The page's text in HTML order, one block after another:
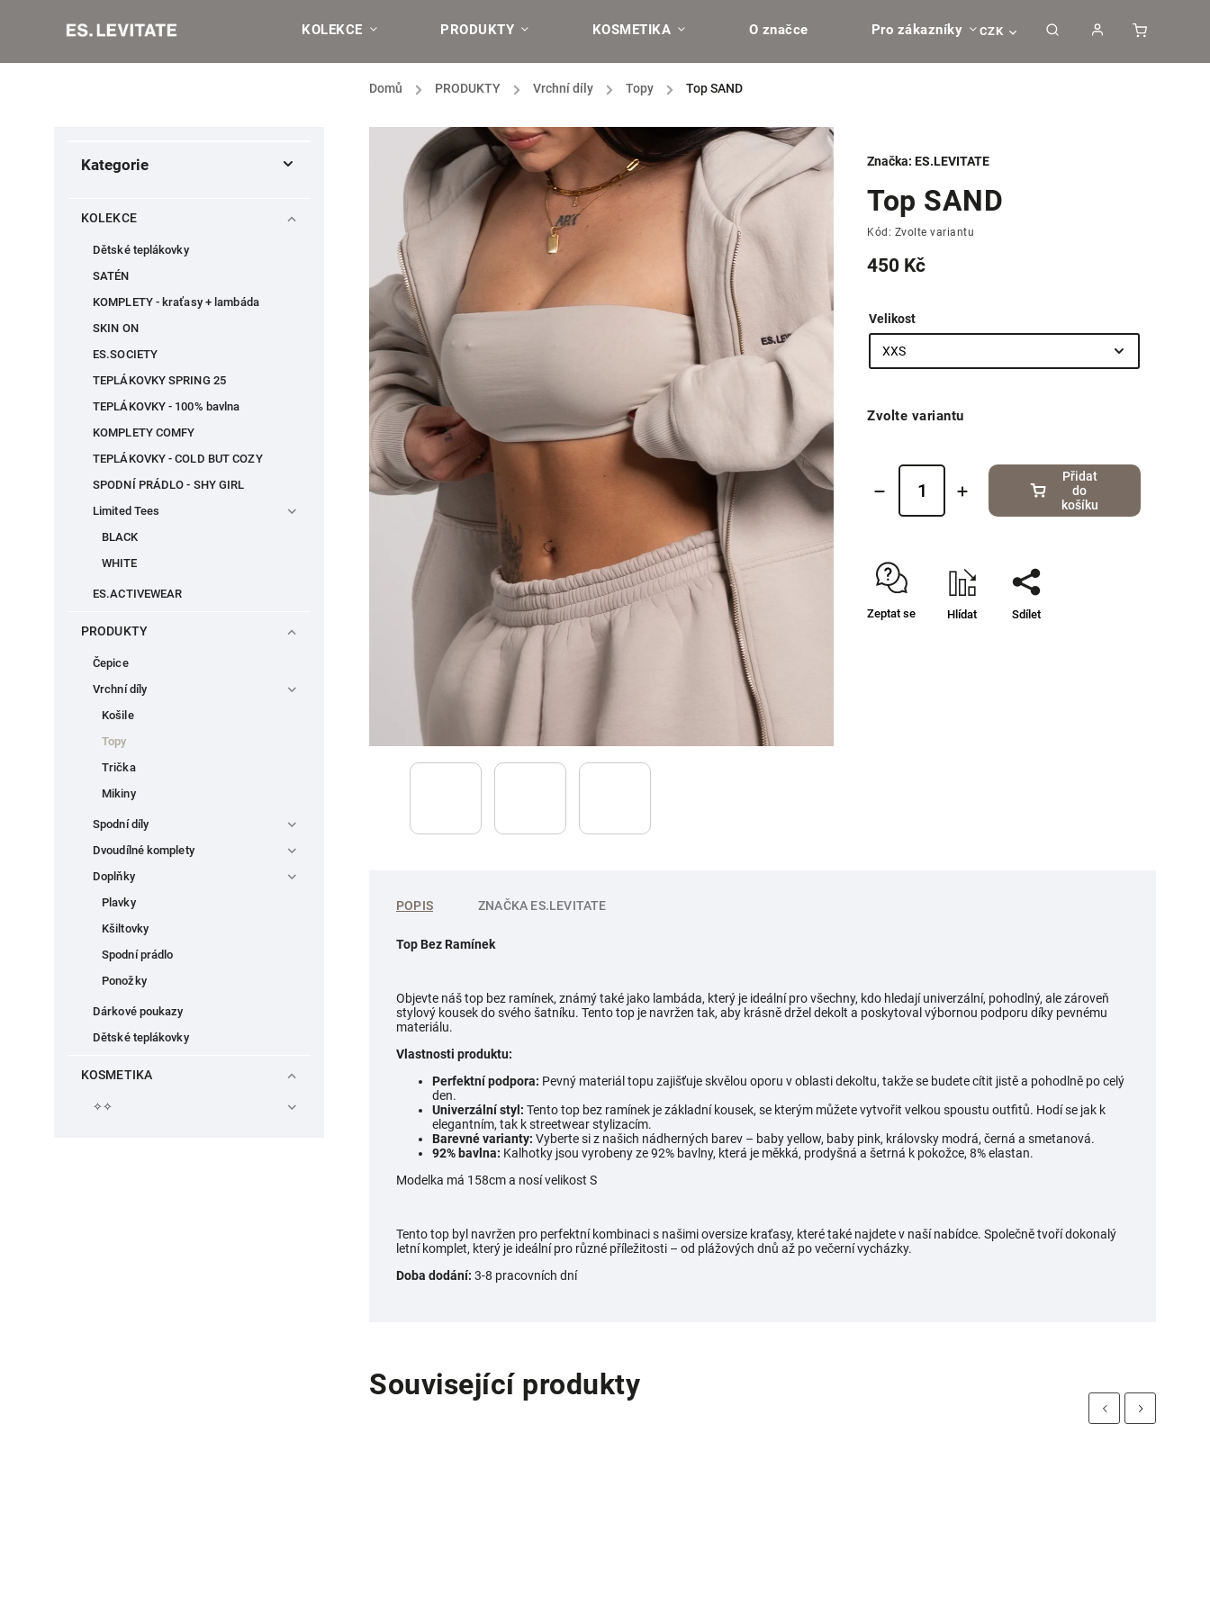
CZK
KOLEKCE PRODUKTY KOSMETIKA O značce Pro zákazníky
Domů / PRODUKTY / Vrchní díly / Topy / Top SAND
Kategorie
KOLEKCE
Dětské teplákovky
SATÉN
KOMPLETY - kraťasy + lambáda
SKIN ON
ES.SOCIETY
TEPLÁKOVKY SPRING 25
TEPLÁKOVKY - 100% bavlna
KOMPLETY COMFY
TEPLÁKOVKY - COLD BUT COZY
SPODNÍ PRÁDLO - SHY GIRL
Limited Tees
BLACK
WHITE
ES.ACTIVEWEAR
PRODUKTY
Čepice
Vrchní díly
Košile
Topy
Trička
Mikiny
Spodní díly
Dvoudílné komplety
Doplňky
Plavky
Kšiltovky
Spodní prádlo
Ponožky
Dárkové poukazy
Dětské teplákovky
KOSMETIKA
✧✧
Top SAND
Kód: Zvolte variantu
450 Kč
Značka:ES.LEVITATE
Velikost
Zvolte variantu
Přidat
do
košíku
Zeptat se Hlídat Sdílet
POPIS ZNAČKA ES.LEVITATE
Top Bez Ramínek
Objevte náš top bez ramínek, známý také jako lambáda, který je ideální pro všechny, kdo hledají univerzální, pohodlný, ale zároveň
stylový kousek do svého šatníku. Tento top je navržen tak, aby krásně držel dekolt a poskytoval výbornou podporu díky pevnému
materiálu.
Vlastnosti produktu:
Perfektní podpora: Pevný materiál topu zajišťuje skvělou oporu v oblasti dekoltu, takže se budete cítit jistě a pohodlně po celý
den.
Univerzální styl: Tento top bez ramínek je základní kousek, se kterým můžete vytvořit velkou spoustu outfitů. Hodí se jak k
elegantním, tak k streetwear stylizacím.
Barevné varianty: Vyberte si z našich nádherných barev – baby yellow, baby pink, královsky modrá, černá a smetanová.
92% bavlna: Kalhotky jsou vyrobeny ze 92% bavlny, která je měkká, prodyšná a šetrná k pokožce, 8% elastan.
Modelka má 158cm a nosí velikost S
Tento top byl navržen pro perfektní kombinaci s našimi oversize kraťasy, které také najdete v naší nabídce. Společně tvoří dokonalý
letní komplet, který je ideální pro různé příležitosti – od plážových dnů až po večerní vycházky.
Doba dodání: 3-8 pracovních dní
Související produkty
Previous Next